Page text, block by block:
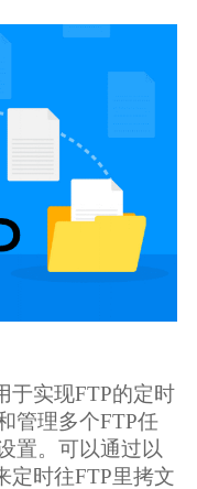
于实现FTP的定时
管理多个FTP任
置。可以通过以
定时往FTP里拷文